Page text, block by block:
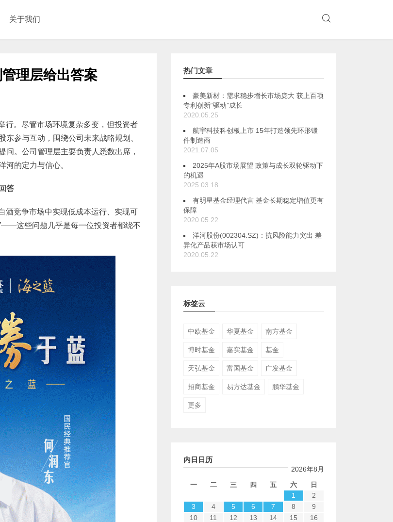
关于我们
理层给出答案
行。尽管市场环境复杂多变，但投资者
参与互动，围绕公司未来战略规划、
问。公司管理层主要负责人悉数出席，
河的定力与信心。
答
酒竞争市场中实现低成本运行、实现可
这些问题几乎是每一位投资者都绕不
热门文章
豪美新材：需求稳步增长市场庞大 获上百项
专利创新“驱动”成长
2020.05.25
航宇科技科创板上市 15年打造领先环形锻
件制造商
2021.07.05
2025年A股市场展望 政策与成长双轮驱动下
的机遇
2025.03.18
有明星基金经理代言 基金长期稳定增值更有
保障
2020.05.22
洋河股份(002304.SZ)：抗风险能力突出 差
异化产品获市场认可
2020.05.22
标签云
中欧基金 华夏基金 南方基金
博时基金 嘉实基金 基金
天弘基金 富国基金 广发基金
招商基金 易方达基金 鹏华基金
更多
内日日历
2026年8月
一
二 三 四 五 六
日
1
2
3
4 5 6 7 8
9
10
11 12 13 14 15
16